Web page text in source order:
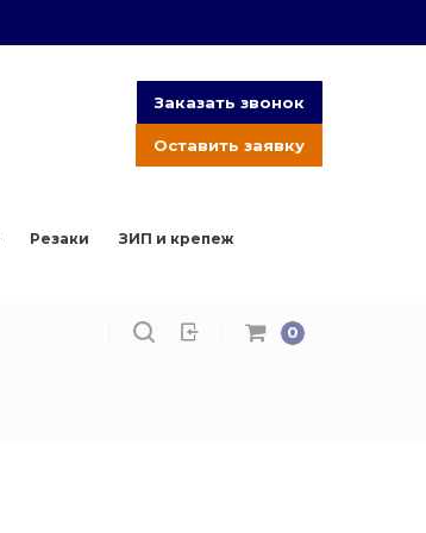
Резаки ЗИП и крепеж
0
Заказать звонок
Оставить заявку